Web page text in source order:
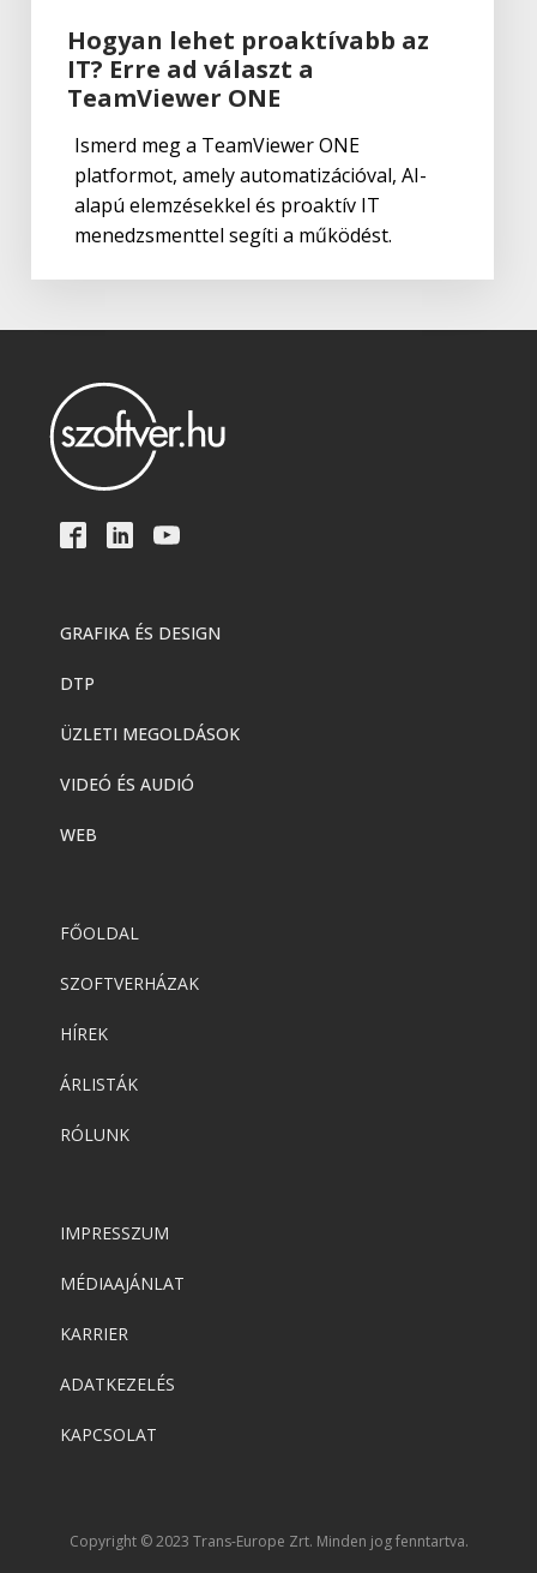
Hogyan lehet proaktívabb az
IT? Erre ad választ a
TeamViewer ONE
Ismerd meg a TeamViewer ONE
platformot, amely automatizációval, AI-
alapú elemzésekkel és proaktív IT
menedzsmenttel segíti a működést.
GRAFIKA ÉS DESIGN
DTP
ÜZLETI MEGOLDÁSOK
VIDEÓ ÉS AUDIÓ
WEB
FŐOLDAL
SZOFTVERHÁZAK
HÍREK
ÁRLISTÁK
RÓLUNK
IMPRESSZUM
MÉDIAAJÁNLAT
KARRIER
ADATKEZELÉS
KAPCSOLAT
Copyright © 2023 Trans-Europe Zrt. Minden jog fenntartva.